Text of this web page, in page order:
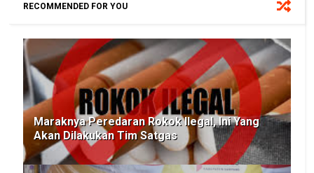
RECOMMENDED FOR YOU
Maraknya Peredaran Rokok Ilegal, Ini Yang
Akan Dilakukan Tim Satgas